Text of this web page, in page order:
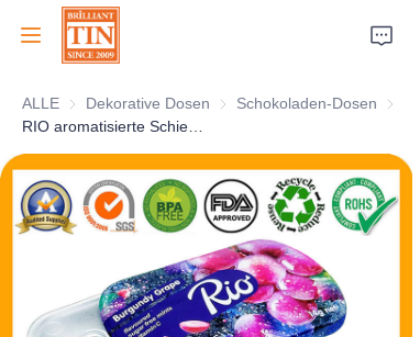
ALLE Dekorative Dosen Dekorative Dosen
Schokoladen-Dosen
Zuhause
Unternehmen
Produkte
Kundendienst